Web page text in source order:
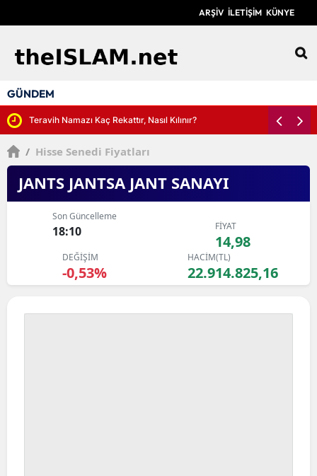
ARŞİV İLETİŞİM KÜNYE
GÜNDEM
Teravih Namazı Kaç Rekattır, Nasıl Kılınır?
/ Hisse Senedi Fiyatları
JANTS JANTSA JANT SANAYI
Son Güncelleme
18:10 FİYAT
14,98
DEĞİŞİM
-0,53%
HACİM(TL)
22.914.825,16